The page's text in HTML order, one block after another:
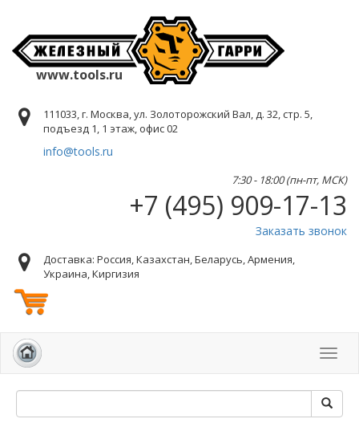
www.tools.ru
111033, г. Москва, ул. Золоторожский Вал, д. 32, стр. 5,
подъезд 1, 1 этаж, офис 02
info@tools.ru
7:30 - 18:00 (пн-пт, МСК)
+7 (495) 909-17-13
Заказать звонок
Доставка: Россия, Казахстан, Беларусь, Армения,
Украина, Киргизия